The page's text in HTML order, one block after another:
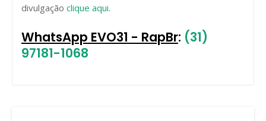
divulgação clique aqui.
WhatsApp EVO31 - RapBr: (31)
97181-1068